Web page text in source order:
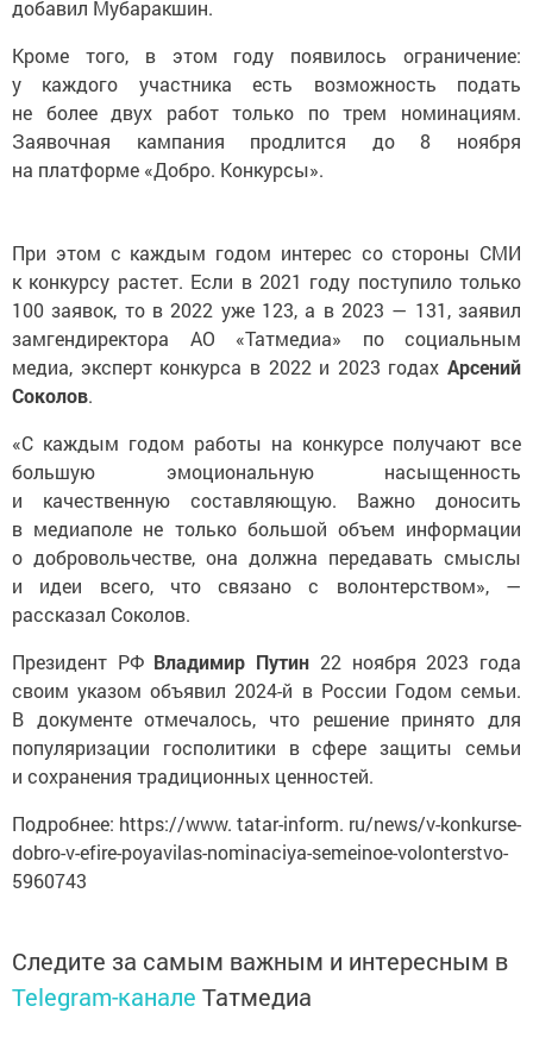
у каждого участника есть возможность подать
не более двух работ только по трем номинациям.
Заявочная кампания продлится до 8 ноября
на платформе «Добро. Конкурсы».
к конкурсу растет. Если в 2021 году поступило только
100 заявок, то в 2022 уже 123, а в 2023 — 131, заявил
замгендиректора АО «Татмедиа» по социальным
медиа, эксперт конкурса в 2022 и 2023 годахАрсений
Соколов.
большую эмоциональную насыщенность
и качественную составляющую. Важно доносить
в медиаполе не только большой объем информации
о добровольчестве, она должна передавать смыслы
и идеи всего, что связано с волонтерством», —
рассказал Соколов.
своим указом объявил 2024-й в России Годом семьи.
В документе отмечалось, что решение принято для
популяризации госполитики в сфере защиты семьи
и сохранения традиционных ценностей.
dobro-v-efire-poyavilas-nominaciya-semeinoe-volonterstvo-
5960743
Telegram-каналеТатмедиа